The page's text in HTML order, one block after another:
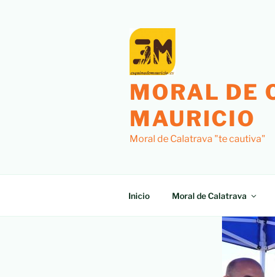
MORAL DE
MAURICIO
Moral de Calatrava "te cautiva"
Inicio Moral de Calatrava